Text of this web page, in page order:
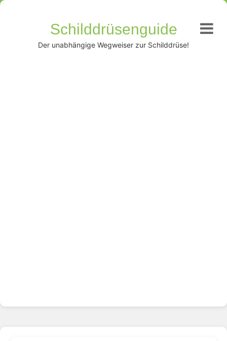
Schilddrüsenguide
Der unabhängige Wegweiser zur Schilddrüse!